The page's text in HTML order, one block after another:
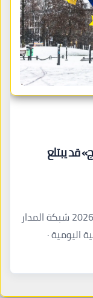
قد يبتلع
نشرة المدار الإخبارية – الجمعة 31 يوليو 2026 شبكة المدار
اليومية ·